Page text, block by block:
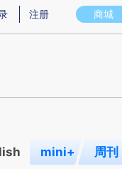
图存在偏差。不代表财新
商城
注册
mini+ 周刊